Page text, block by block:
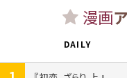
漫画
DAILY